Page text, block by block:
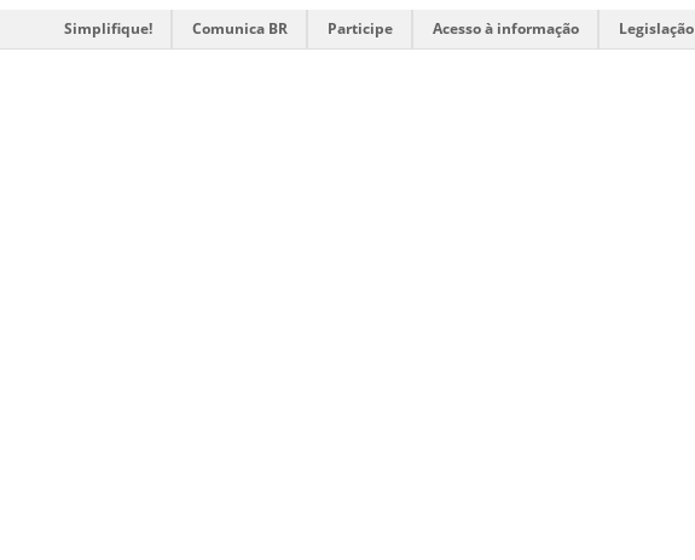
Simplifique! Comunica BR Participe Acesso à informação Legislação